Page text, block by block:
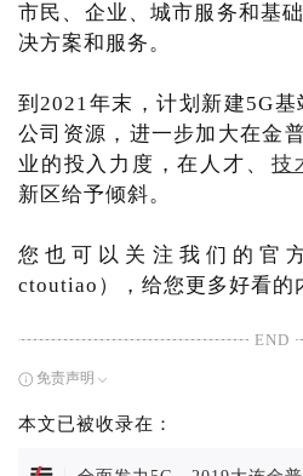
市民、企业、城市服务和基
决方案和服务。
到2021年末，计划新建5G
公司资源，进一步加大在金
业的投入力度，在人才、
技
新区给予倾斜。
您也可以关注我们的官
ctoutiao），给您更多好看的
END
免责声明
本文已被收录在：